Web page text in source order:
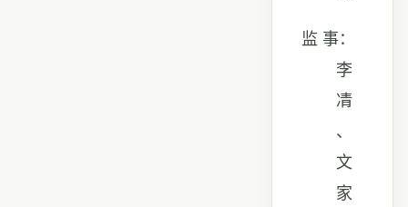
监 事：
李
凊
、
文
家